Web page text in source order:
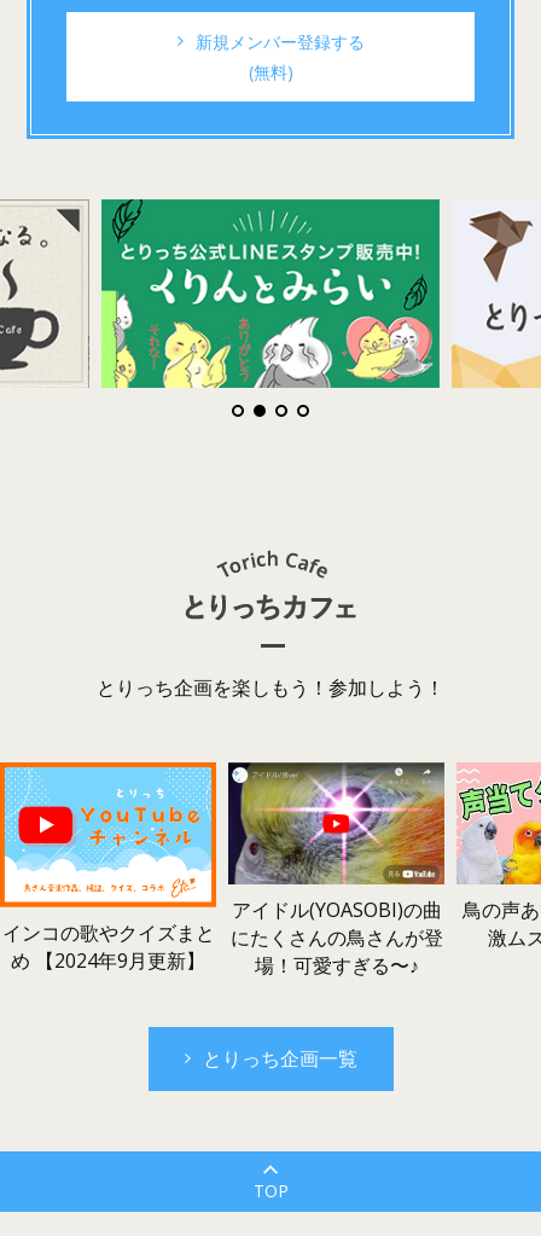
新規メンバー登録する
(無料)
とりっち企画を楽しもう！参加しよう！
インコの歌やクイズまと
め 【2024年9月更新】
アイドル(YOASOBI)の曲
にたくさんの鳥さんが登
場！可愛すぎる〜♪
鳥の声
激ム
とりっち企画一覧
TOP